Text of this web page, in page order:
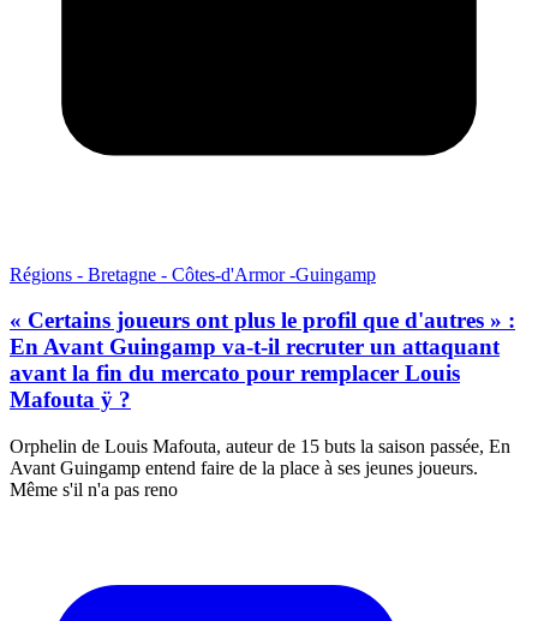
Régions - Bretagne - Côtes-d'Armor -Guingamp
« Certains joueurs ont plus le profil que d'autres » :
En Avant Guingamp va-t-il recruter un attaquant
avant la fin du mercato pour remplacer Louis
Mafouta ÿ ?
Orphelin de Louis Mafouta, auteur de 15 buts la saison passée, En
Avant Guingamp entend faire de la place à ses jeunes joueurs.
Même s'il n'a pas reno